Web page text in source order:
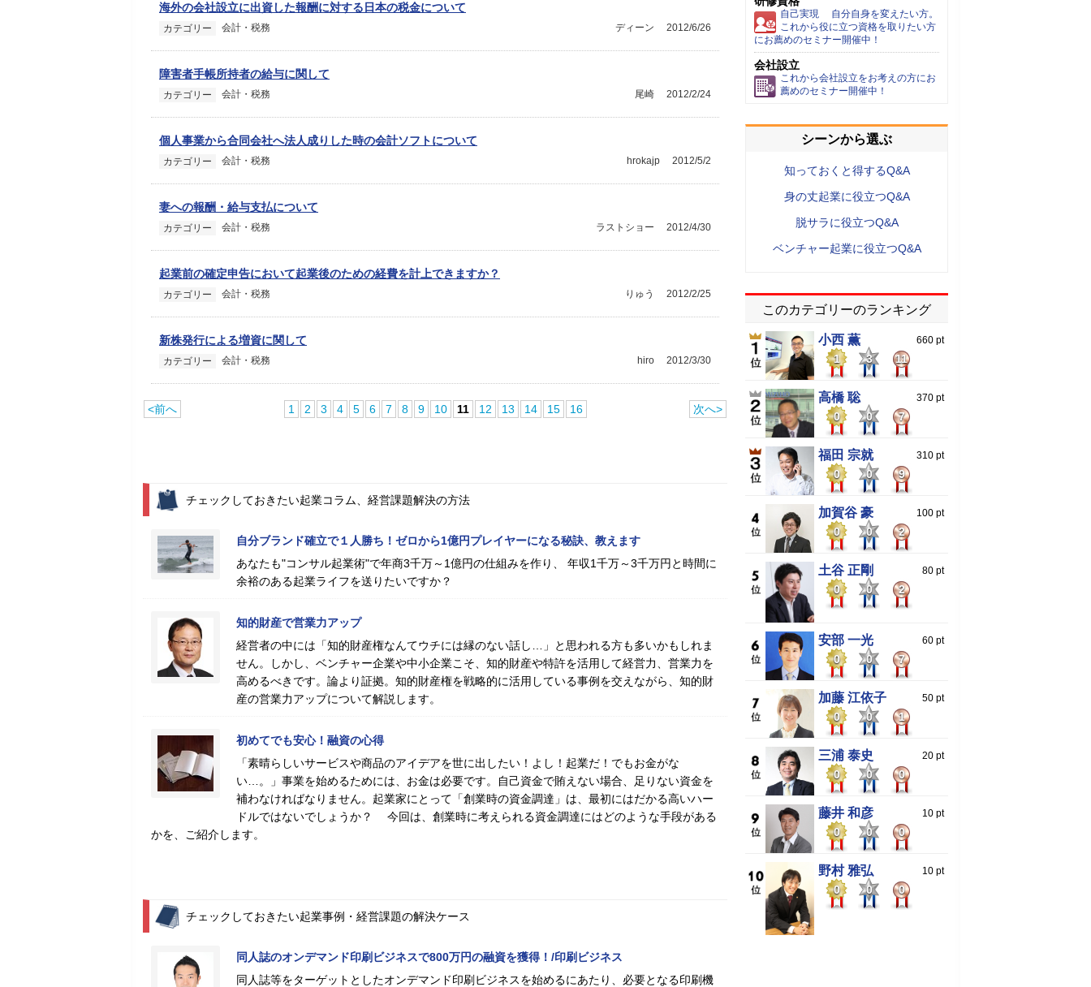
海外の会社設立に出資した報酬に対する日本の税金について
カテゴリー 会計・税務 2012/6/26
ディーン
障害者手帳所持者の給与に関して
カテゴリー 会計・税務 2012/2/24
尾崎
個人事業から合同会社へ法人成りした時の会計ソフトについて
カテゴリー 会計・税務 2012/5/2
hrokajp
妻への報酬・給与支払について
カテゴリー 会計・税務 2012/4/30
ラストショー
起業前の確定申告において起業後のための経費を計上できますか？
カテゴリー 会計・税務 2012/2/25
りゅう
新株発行による増資に関して
カテゴリー 会計・税務 2012/3/30
hiro
<前へ 1 2 3 4 5 6 7 8 9 10 11 12 13 14 15 16 次へ>
チェックしておきたい起業コラム、経営課題解決の方法
自分ブランド確立で１人勝ち！ゼロから1億円プレイヤーになる秘訣、教えます
あなたも"コンサル起業術"で年商3千万～1億円の仕組みを作り、 年収1千万～3千万円と時間に
余裕のある起業ライフを送りたいですか？
知的財産で営業力アップ
経営者の中には「知的財産権なんてウチには縁のない話し…」と思われる方も多いかもしれま
せん。しかし、ベンチャー企業や中小企業こそ、知的財産や特許を活用して経営力、営業力を
高めるべきです。論より証拠。知的財産権を戦略的に活用している事例を交えながら、知的財
産の営業力アップについて解説します。
初めてでも安心！融資の心得
「素晴らしいサービスや商品のアイデアを世に出したい！よし！起業だ！でもお金がな
い…。」事業を始めるためには、お金は必要です。自己資金で賄えない場合、足りない資金を
補わなければなりません。起業家にとって「創業時の資金調達」は、最初にはだかる高いハー
ドルではないでしょうか？ 今回は、創業時に考えられる資金調達にはどのような手段がある
かを、ご紹介します。
チェックしておきたい起業事例・経営課題の解決ケース
同人誌のオンデマンド印刷ビジネスで800万円の融資を獲得！/印刷ビジネス
同人誌等をターゲットとしたオンデマンド印刷ビジネスを始めるにあたり、必要となる印刷機
自己実現 自分自身を変えたい方。
これから役に立つ資格を取りたい方
にお薦めのセミナー開催中！
会社設立
これから会社設立をお考えの方にお
薦めのセミナー開催中！
シーンから選ぶ
知っておくと得するQ&A
身の丈起業に役立つQ&A
脱サラに役立つQ&A
ベンチャー起業に役立つQ&A
このカテゴリーのランキング
小西 薫 660 pt
1 3 11
高橋 聡 370 pt
0 0 7
福田 宗就 310 pt
0 0 9
加賀谷 豪 100 pt
0 0 2
土谷 正剛 80 pt
0 0 2
安部 一光 60 pt
0 0 7
加藤 江依子 50 pt
0 0 1
三浦 泰史 20 pt
0 0 0
藤井 和彦 10 pt
0 0 0
野村 雅弘 10 pt
0 0 0